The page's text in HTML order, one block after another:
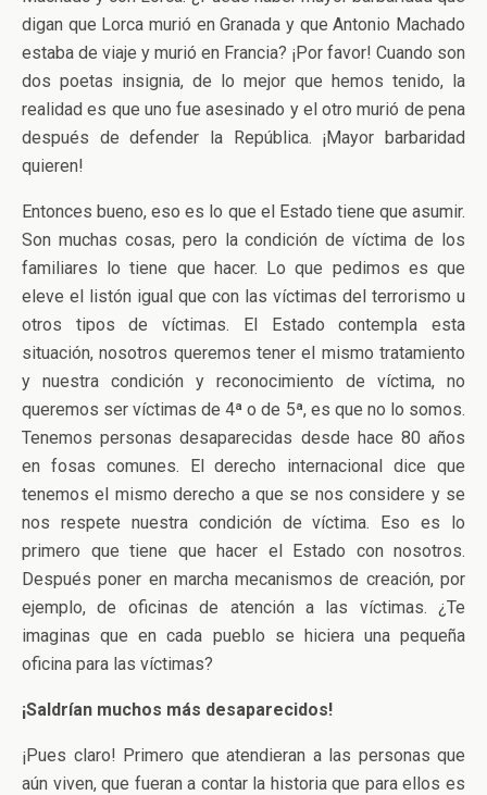
digan que Lorca murió en Granada y que Antonio Machado
estaba de viaje y murió en Francia? ¡Por favor! Cuando son
dos poetas insignia, de lo mejor que hemos tenido, la
realidad es que uno fue asesinado y el otro murió de pena
después de defender la República. ¡Mayor barbaridad
quieren!
Entonces bueno, eso es lo que el Estado tiene que asumir.
Son muchas cosas, pero la condición de víctima de los
familiares lo tiene que hacer. Lo que pedimos es que
eleve el listón igual que con las víctimas del terrorismo u
otros tipos de víctimas. El Estado contempla esta
situación, nosotros queremos tener el mismo tratamiento
y nuestra condición y reconocimiento de víctima, no
queremos ser víctimas de 4ª o de 5ª, es que no lo somos.
Tenemos personas desaparecidas desde hace 80 años
en fosas comunes. El derecho internacional dice que
tenemos el mismo derecho a que se nos considere y se
nos respete nuestra condición de víctima. Eso es lo
primero que tiene que hacer el Estado con nosotros.
Después poner en marcha mecanismos de creación, por
ejemplo, de oficinas de atención a las víctimas. ¿Te
imaginas que en cada pueblo se hiciera una pequeña
oficina para las víctimas?
¡Saldrían muchos más desaparecidos!
¡Pues claro! Primero que atendieran a las personas que
aún viven, que fueran a contar la historia que para ellos es